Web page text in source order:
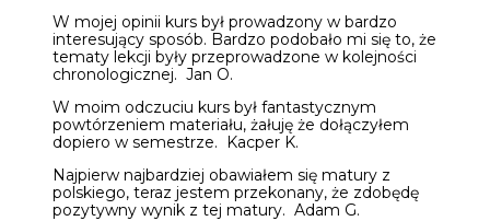
W mojej opinii kurs był prowadzony w bardzo
interesujący sposób. Bardzo podobało mi się to, że
tematy lekcji były przeprowadzone w kolejności
chronologicznej. Jan O.
W moim odczuciu kurs był fantastycznym
powtórzeniem materiału, żałuję że dołączyłem
dopiero w semestrze. Kacper K.
Najpierw najbardziej obawiałem się matury z
polskiego, teraz jestem przekonany, że zdobędę
pozytywny wynik z tej matury. Adam G.